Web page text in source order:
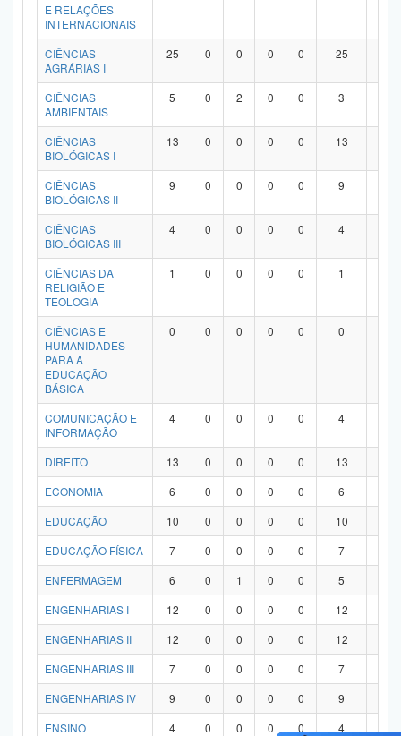
E RELAÇÕES
INTERNACIONAIS
CIÊNCIAS
AGRÁRIAS I
25 0 0 0 0 25
CIÊNCIAS
AMBIENTAIS
5 0 2 0 0 3
CIÊNCIAS
BIOLÓGICAS I
13 0 0 0 0 13
CIÊNCIAS
BIOLÓGICAS II
9 0 0 0 0 9
CIÊNCIAS
BIOLÓGICAS III
4 0 0 0 0 4
CIÊNCIAS DA
RELIGIÃO E
TEOLOGIA
1 0 0 0 0 1
CIÊNCIAS E
HUMANIDADES
PARA A
EDUCAÇÃO
BÁSICA
0 0 0 0 0 0
COMUNICAÇÃO E
INFORMAÇÃO
4 0 0 0 0 4
DIREITO 13 0 0 0 0 13
ECONOMIA
6 0 0 0 0 6
EDUCAÇÃO
10 0 0 0 0 10
EDUCAÇÃO FÍSICA
7 0 0 0 0 7
ENFERMAGEM
6 0 1 0 0 5
ENGENHARIAS I
12 0 0 0 0 12
ENGENHARIAS II
12 0 0 0 0 12
ENGENHARIAS III
7 0 0 0 0 7
ENGENHARIAS IV
9 0 0 0 0 9
ENSINO
4 0 0 0 0 4